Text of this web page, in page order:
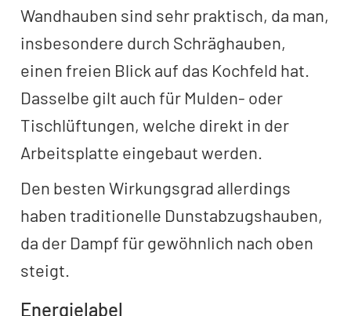
Wandhauben sind sehr praktisch, da man,
insbesondere durch Schräghauben,
einen freien Blick auf das Kochfeld hat.
Dasselbe gilt auch für Mulden- oder
Tischlüftungen, welche direkt in der
Arbeitsplatte eingebaut werden.
Den besten Wirkungsgrad allerdings
haben traditionelle Dunstabzugshauben,
da der Dampf für gewöhnlich nach oben
steigt.
Energielabel